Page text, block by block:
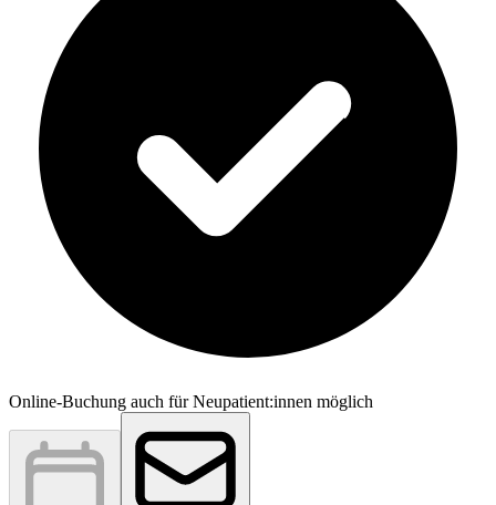
Online-Buchung auch für Neupatient:innen möglich